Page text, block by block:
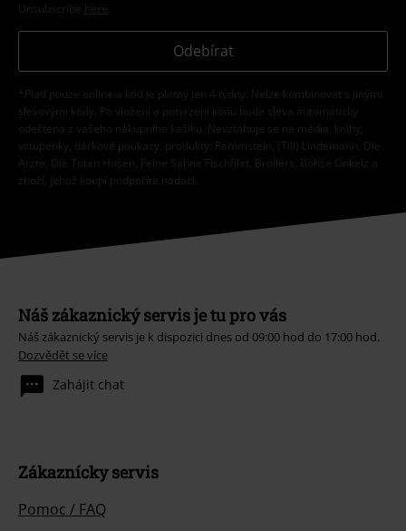
Unsubscribe here
Odebírat
*Platí pouze online a kód je platný jen 4 týdny. Nelze kombinovat s jinými
slevovými kódy. Po vložení a potvrzení kódu bude sleva automaticky
odečtena z vašeho nákupního košíku. Nevztahuje se na média, knihy,
vstupenky, dárkové poukazy, produkty: Rammstein, (Till) Lindemann, Die
Ärzte, Die Toten Hosen, Feine Sahne Fischfilet, Broilers, Böhse Onkelz a
zboží, jehož koupí podpoříte nadaci.
Náš zákaznický servis je tu pro vás
Náš zákaznický servis je k dispozici dnes od 09:00 hod do 17:00 hod.
Dozvědět se více
Zahájit chat
Zákaznícky servis
Pomoc / FAQ